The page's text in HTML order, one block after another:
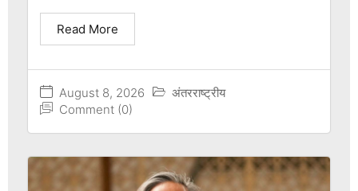
August 8, 2026
अंतरराष्ट्रीय
Comment (0)
Read More